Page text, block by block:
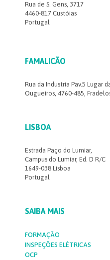
Rua de S. Gens, 3717
4460-817 Custóias
Portugal
FAMALICÃO
Rua da Industria Pav.5 Lugar
Ougueiros, 4760-485,
LISBOA
Estrada Paço do Lumiar,
Campus do Lumiar, Ed. D R/C
1649-038 Lisboa
Portugal
SAIBA MAIS
FORMAÇÃO
INSPEÇÕES ELÉTRICAS
OCP